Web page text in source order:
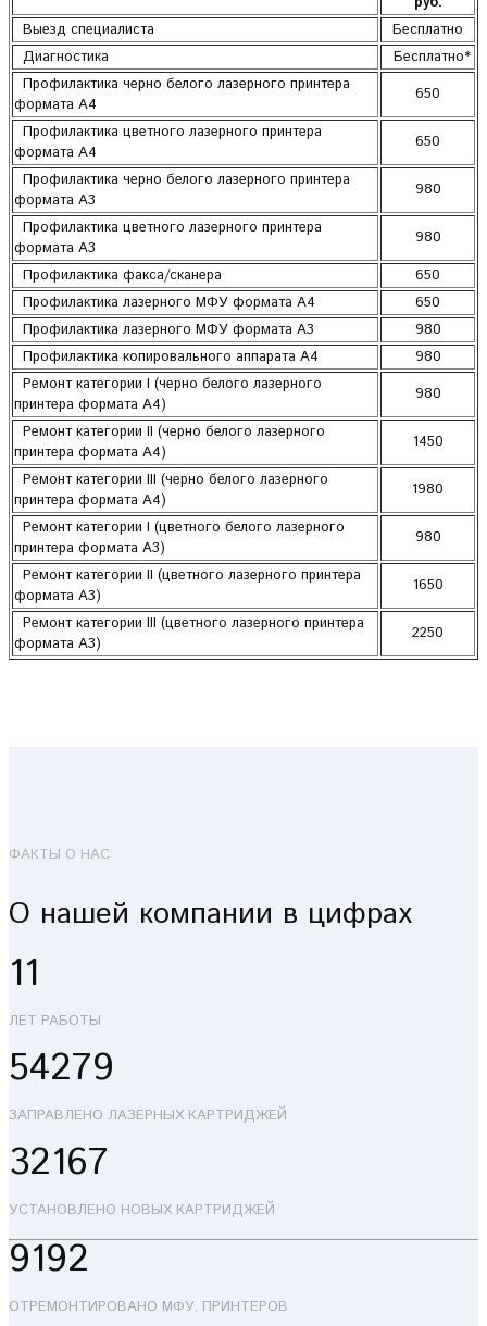
Выезд специалиста
Бесплатно
Диагностика
Бесплатно*
Профилактика черно белого лазерного принтера
формата А4
650
Профилактика цветного лазерного принтера
формата А4
650
Профилактика черно белого лазерного принтера
формата А3
980
Профилактика цветного лазерного принтера
формата А3
980
Профилактика факса/сканера
650
Профилактика лазерного МФУ формата А4
650
Профилактика лазерного МФУ формата А3
980
Профилактика копировального аппарата А4
980
Ремонт категории I (черно белого лазерного
принтера формата А4)
980
Ремонт категории II (черно белого лазерного
принтера формата А4)
1450
Ремонт категории III (черно белого лазерного
принтера формата А4)
1980
Ремонт категории I (цветного белого лазерного
принтера формата А3)
980
Ремонт категории II (цветного лазерного принтера
формата А3)
1650
Ремонт категории III (цветного лазерного принтера
формата А3)
2250
ФАКТЫ О НАС
О нашей компании в цифрах
11
ЛЕТ РАБОТЫ
54279
ЗАПРАВЛЕНО ЛАЗЕРНЫХ КАРТРИДЖЕЙ
32167
УСТАНОВЛЕНО НОВЫХ КАРТРИДЖЕЙ
9192
ОТРЕМОНТИРОВАНО МФУ, ПРИНТЕРОВ